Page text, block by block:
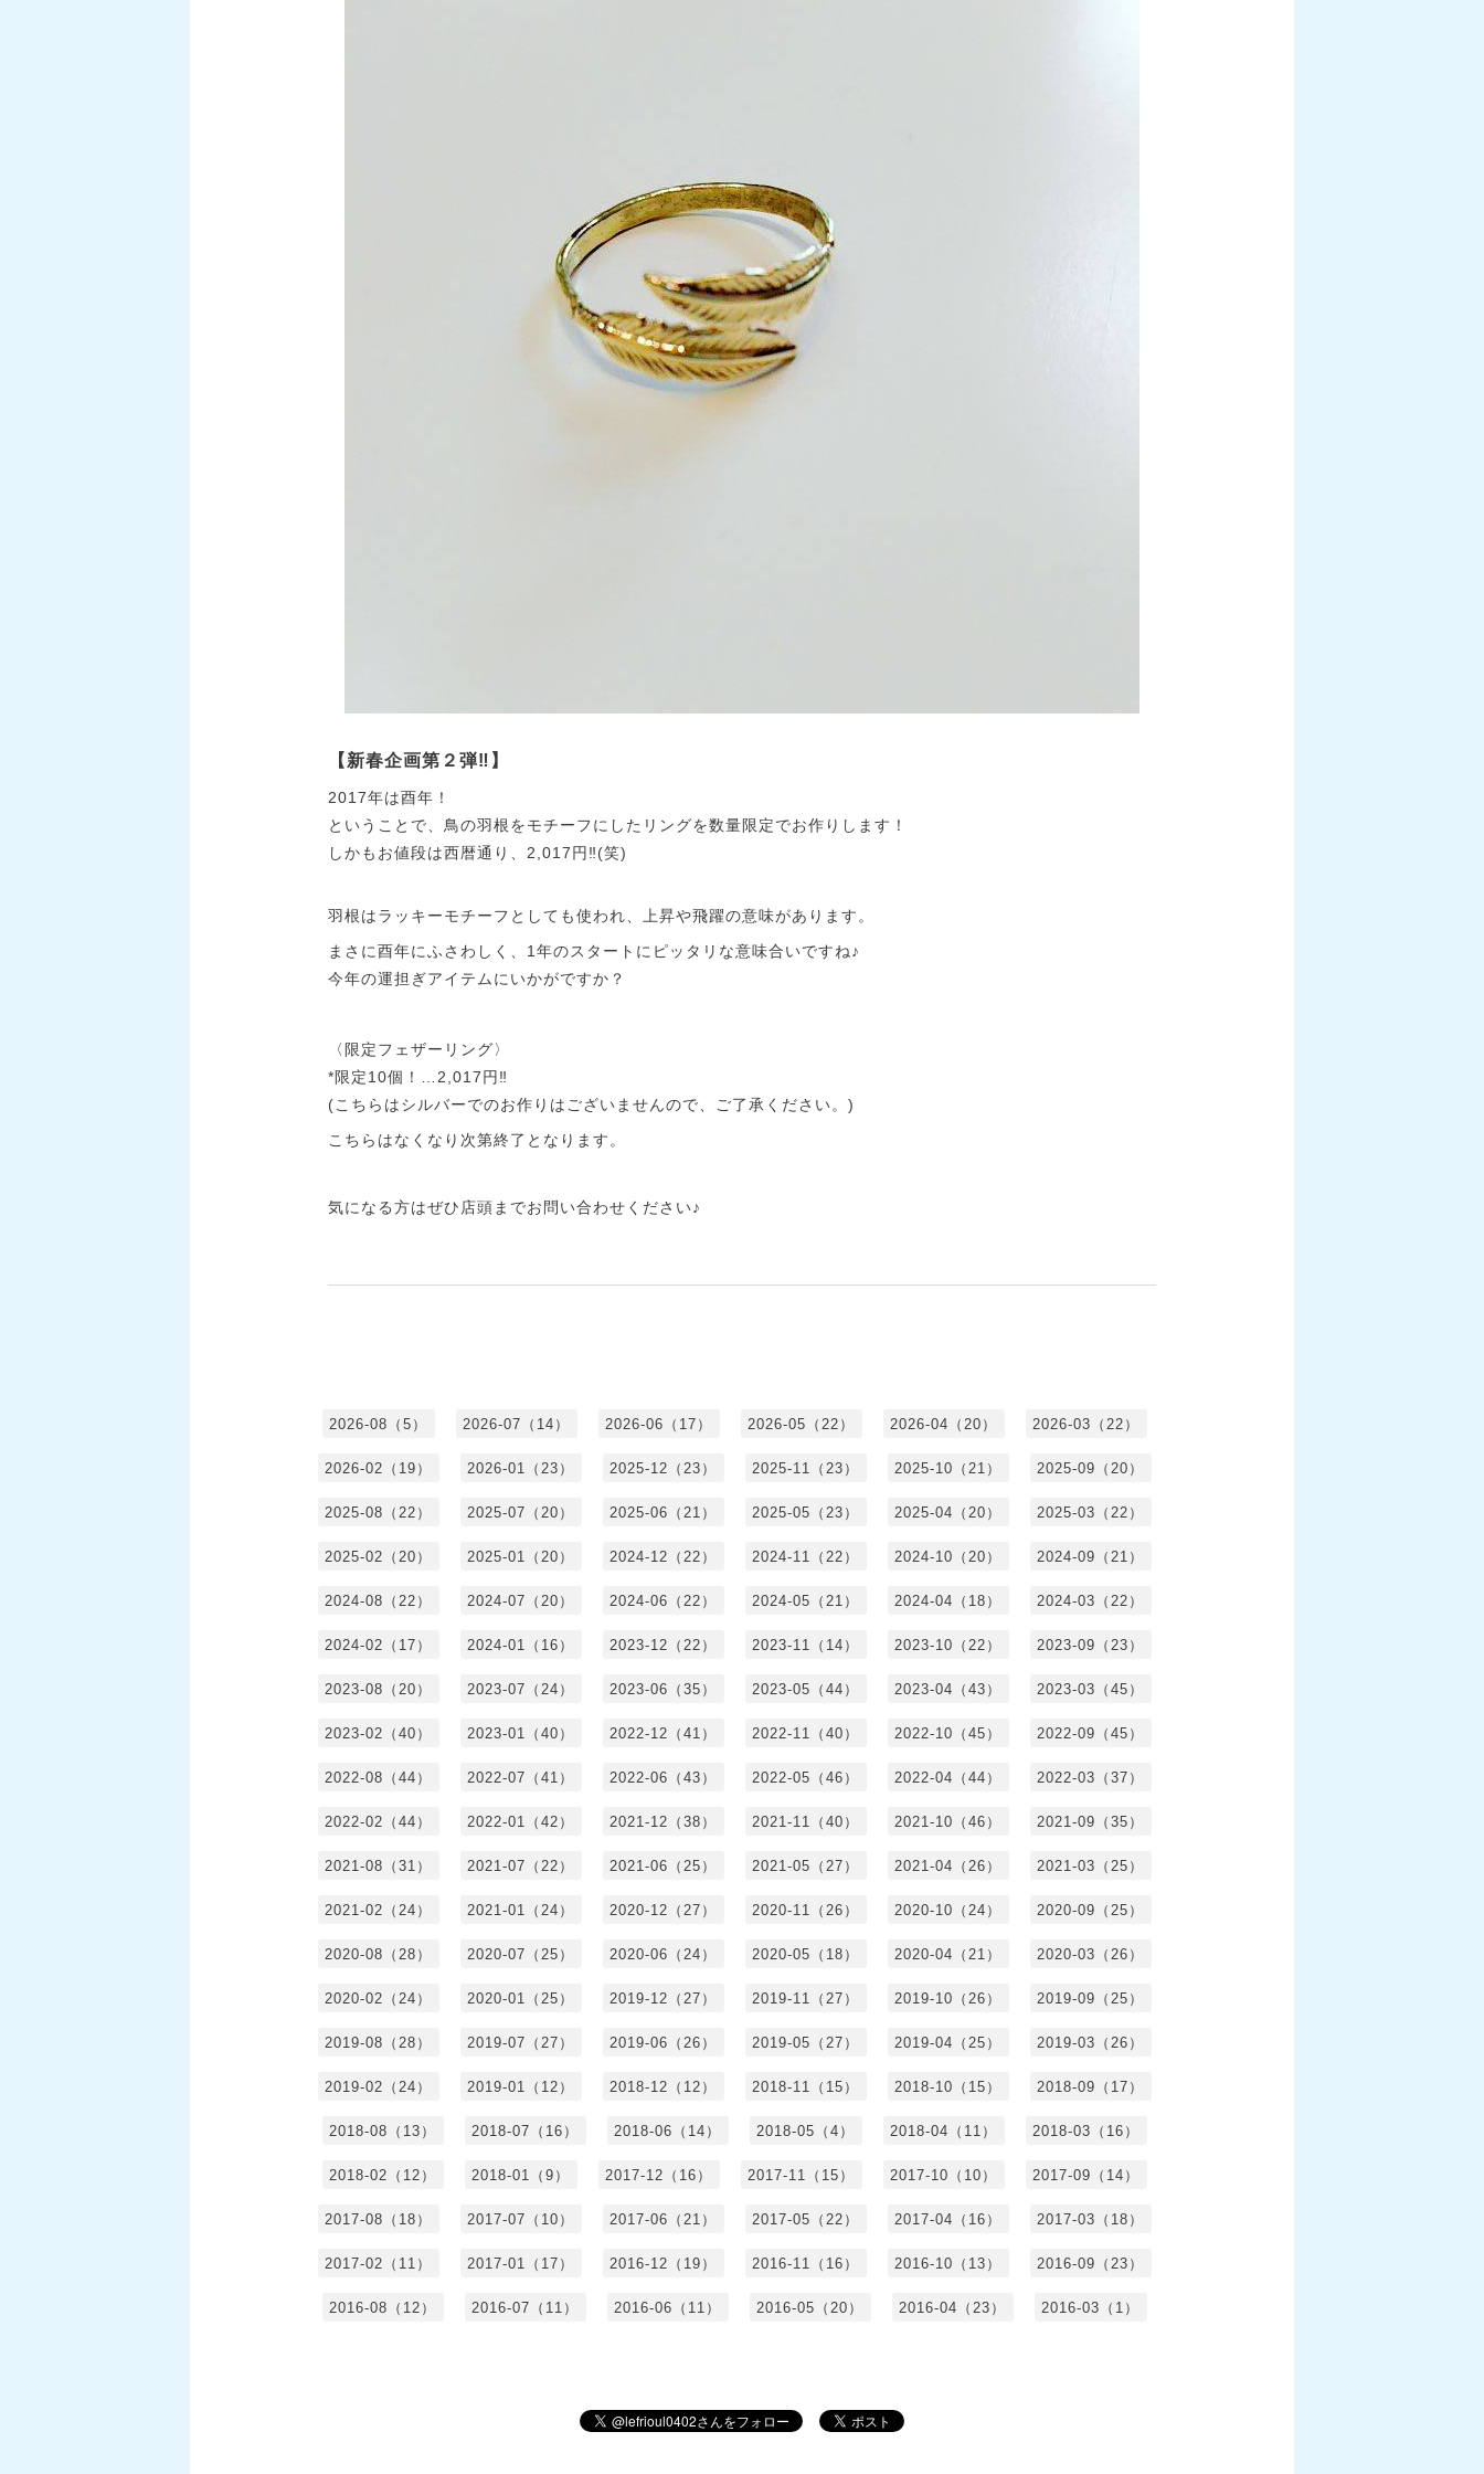
【新春企画第２弾‼】
2017年は酉年！
ということで、鳥の羽根をモチーフにしたリングを数量限定でお作りします！
しかもお値段は西暦通り、2,017円‼(笑)
羽根はラッキーモチーフとしても使われ、上昇や飛躍の意味があります。
まさに酉年にふさわしく、1年のスタートにピッタリな意味合いですね♪
今年の運担ぎアイテムにいかがですか？
〈限定フェザーリング〉
*限定10個！…2,017円‼
(こちらはシルバーでのお作りはございませんので、ご了承ください。)
こちらはなくなり次第終了となります。
気になる方はぜひ店頭までお問い合わせください♪
2026-08（5） 2026-07（14） 2026-06（17） 2026-05（22） 2026-04（20） 2026-03（22）
2026-02（19） 2026-01（23） 2025-12（23） 2025-11（23） 2025-10（21） 2025-09（20）
2025-08（22） 2025-07（20） 2025-06（21） 2025-05（23） 2025-04（20） 2025-03（22）
2025-02（20） 2025-01（20） 2024-12（22） 2024-11（22） 2024-10（20） 2024-09（21）
2024-08（22） 2024-07（20） 2024-06（22） 2024-05（21） 2024-04（18） 2024-03（22）
2024-02（17） 2024-01（16） 2023-12（22） 2023-11（14） 2023-10（22） 2023-09（23）
2023-08（20） 2023-07（24） 2023-06（35） 2023-05（44） 2023-04（43） 2023-03（45）
2023-02（40） 2023-01（40） 2022-12（41） 2022-11（40） 2022-10（45） 2022-09（45）
2022-08（44） 2022-07（41） 2022-06（43） 2022-05（46） 2022-04（44） 2022-03（37）
2022-02（44） 2022-01（42） 2021-12（38） 2021-11（40） 2021-10（46） 2021-09（35）
2021-08（31） 2021-07（22） 2021-06（25） 2021-05（27） 2021-04（26） 2021-03（25）
2021-02（24） 2021-01（24） 2020-12（27） 2020-11（26） 2020-10（24） 2020-09（25）
2020-08（28） 2020-07（25） 2020-06（24） 2020-05（18） 2020-04（21） 2020-03（26）
2020-02（24） 2020-01（25） 2019-12（27） 2019-11（27） 2019-10（26） 2019-09（25）
2019-08（28） 2019-07（27） 2019-06（26） 2019-05（27） 2019-04（25） 2019-03（26）
2019-02（24） 2019-01（12） 2018-12（12） 2018-11（15） 2018-10（15） 2018-09（17）
2018-08（13） 2018-07（16） 2018-06（14） 2018-05（4） 2018-04（11） 2018-03（16）
2018-02（12） 2018-01（9） 2017-12（16） 2017-11（15） 2017-10（10） 2017-09（14）
2017-08（18） 2017-07（10） 2017-06（21） 2017-05（22） 2017-04（16） 2017-03（18）
2017-02（11） 2017-01（17） 2016-12（19） 2016-11（16） 2016-10（13） 2016-09（23）
2016-08（12） 2016-07（11） 2016-06（11） 2016-05（20） 2016-04（23） 2016-03（1）